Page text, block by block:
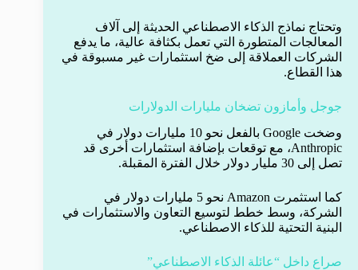
وتحتاج نماذج الذكاء الاصطناعي الحديثة إلى آلاف
المعالجات المتطورة التي تعمل بكثافة عالية، ما يدفع
الشركات العملاقة إلى ضخ استثمارات غير مسبوقة في
هذا القطاع.
جوجل وأمازون تضخان مليارات الدولارات
وضخت Google بالفعل نحو 10 مليارات دولار في
Anthropic، مع توقعات بإضافة استثمارات أخرى قد
تصل إلى 30 مليار دولار خلال الفترة المقبلة.
كما استثمرت Amazon نحو 5 مليارات دولار في
الشركة، وسط خطط لتوسيع التعاون والاستثمارات في
البنية التحتية للذكاء الاصطناعي.
صراع داخل “عائلة الذكاء الاصطناعي”